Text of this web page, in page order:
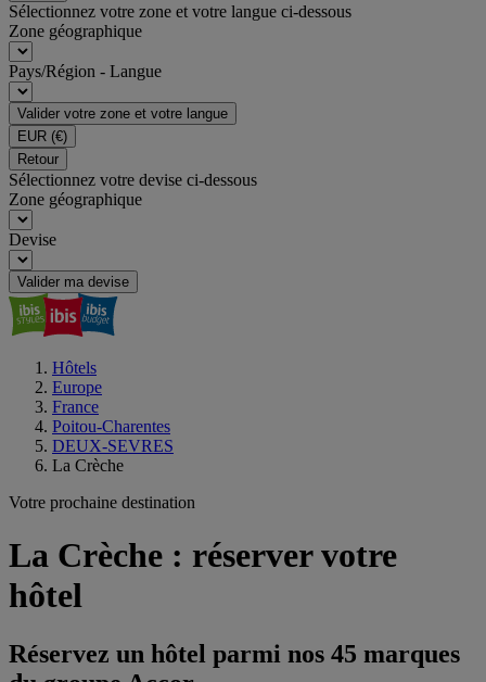
Sélectionnez votre zone et votre langue ci-dessous
Zone géographique
Pays/Région - Langue
Valider votre zone et votre langue
EUR (€)
Retour
Sélectionnez votre devise ci-dessous
Zone géographique
Devise
Valider ma devise
Hôtels
Europe
France
Poitou-Charentes
DEUX-SEVRES
La Crèche
Votre prochaine destination
La Crèche : réserver votre
hôtel
Réservez un hôtel parmi nos 45 marques